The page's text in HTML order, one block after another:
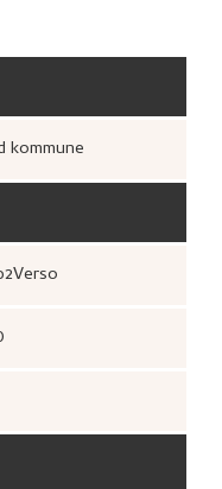
kommune